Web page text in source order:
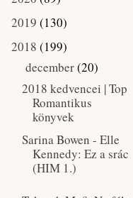
2019 (130)
2018 (199)
▼december(20)
2018 kedvencei | Top
Romantikus
könyvek
Sarina Bowen - Elle
Kennedy: Ez ​a srác
(HIM 1.)